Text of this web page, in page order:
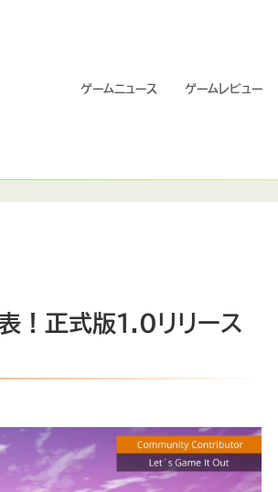
ゲームニュース ゲームレビュー
！正式版1.0リリース